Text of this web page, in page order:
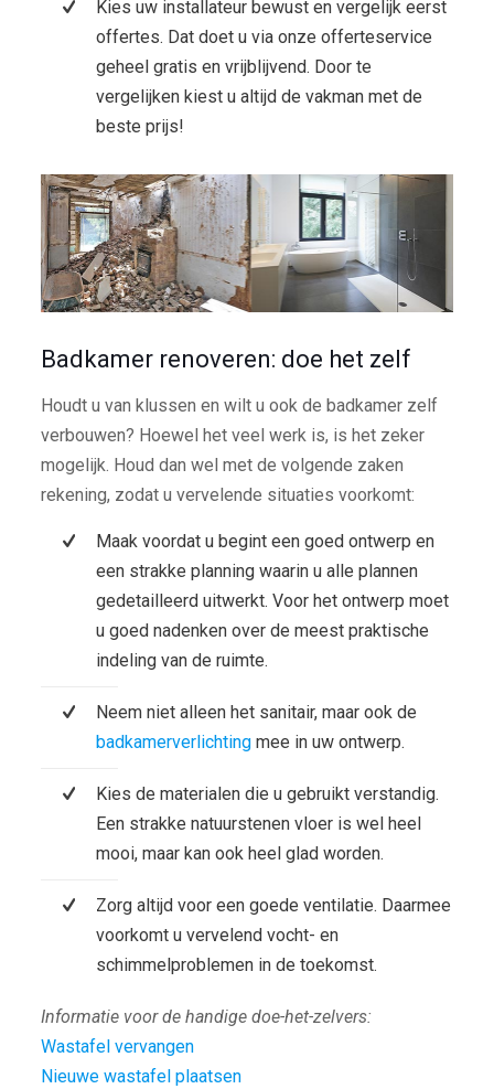
Kies uw installateur bewust en vergelijk eerst
offertes. Dat doet u via onze offerteservice
geheel gratis en vrijblijvend. Door te
vergelijken kiest u altijd de vakman met de
beste prijs!
Badkamer renoveren: doe het zelf
Houdt u van klussen en wilt u ook de badkamer zelf
verbouwen? Hoewel het veel werk is, is het zeker
mogelijk. Houd dan wel met de volgende zaken
rekening, zodat u vervelende situaties voorkomt:
Maak voordat u begint een goed ontwerp en
een strakke planning waarin u alle plannen
gedetailleerd uitwerkt. Voor het ontwerp moet
u goed nadenken over de meest praktische
indeling van de ruimte.
Neem niet alleen het sanitair, maar ook de
badkamerverlichtingmee in uw ontwerp.
Kies de materialen die u gebruikt verstandig.
Een strakke natuurstenen vloer is wel heel
mooi, maar kan ook heel glad worden.
Zorg altijd voor een goede ventilatie. Daarmee
voorkomt u vervelend vocht- en
schimmelproblemen in de toekomst.
Informatie voor de handige doe-het-zelvers:
Wastafel vervangen
Nieuwe wastafel plaatsen